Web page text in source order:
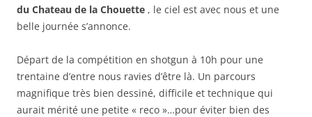
du Chateau de la Chouette , le ciel est avec nous et une
belle journée s’annonce.
Départ de la compétition en shotgun à 10h pour une
trentaine d’entre nous ravies d’être là. Un parcours
magnifique très bien dessiné, difficile et technique qui
aurait mérité une petite « reco »…pour éviter bien des